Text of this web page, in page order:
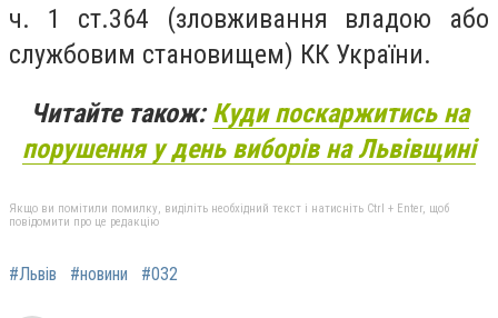
ч. 1 ст.364 (зловживання владою або
службовим становищем) КК України.
Читайте також:Куди поскаржитись на
порушення у день виборів на Львівщині
Якщо ви помітили помилку, виділіть необхідний текст і натисніть Ctrl + Enter, щоб
повідомити про це редакцію
#Львів #новини #032